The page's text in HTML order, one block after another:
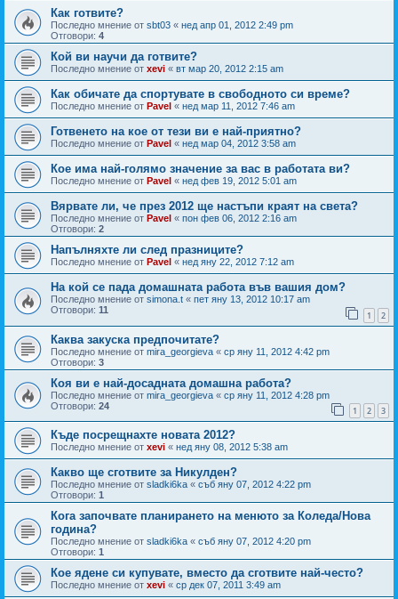
Как готвите?
Последно мнение от sbt03 « нед апр 01, 2012 2:49 pm
Отговори: 4
Кой ви научи да готвите?
Последно мнение от xevi « вт мар 20, 2012 2:15 am
Как обичате да спортувате в свободното си време?
Последно мнение от Pavel « нед мар 11, 2012 7:46 am
Готвенето на кое от тези ви е най-приятно?
Последно мнение от Pavel « нед мар 04, 2012 3:58 am
Кое има най-голямо значение за вас в работата ви?
Последно мнение от Pavel « нед фев 19, 2012 5:01 am
Вярвате ли, че през 2012 ще настъпи краят на света?
Последно мнение от Pavel « пон фев 06, 2012 2:16 am
Отговори: 2
Напълняхте ли след празниците?
Последно мнение от Pavel « нед яну 22, 2012 7:12 am
На кой се пада домашната работа във вашия дом?
Последно мнение от simona.t « пет яну 13, 2012 10:17 am
Отговори: 11 1 2
Каква закуска предпочитате?
Последно мнение от mira_georgieva « ср яну 11, 2012 4:42 pm
Отговори: 3
Коя ви е най-досадната домашна работа?
Последно мнение от mira_georgieva « ср яну 11, 2012 4:28 pm
Отговори: 24 1 2 3
Къде посрещнахте новата 2012?
Последно мнение от xevi « нед яну 08, 2012 5:38 am
Какво ще сготвите за Никулден?
Последно мнение от sladki6ka « съб яну 07, 2012 4:22 pm
Отговори: 1
Кога започвате планирането на менюто за Коледа/Нова
година?
Последно мнение от sladki6ka « съб яну 07, 2012 4:20 pm
Отговори: 1
Кое ядене си купувате, вместо да сготвите най-често?
Последно мнение от xevi « ср дек 07, 2011 3:49 am